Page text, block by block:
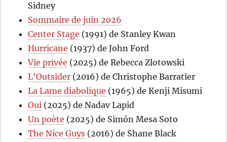
Sidney
Sommaire de juin 2026
Center Stage (1991) de Stanley Kwan
Hurricane (1937) de John Ford
Vie privée (2025) de Rebecca Zlotowski
L’Outsider (2016) de Christophe Barratier
La Lame diabolique (1965) de Kenji Misumi
Oui (2025) de Nadav Lapid
Un poète (2025) de Simón Mesa Soto
The Nice Guys (2016) de Shane Black